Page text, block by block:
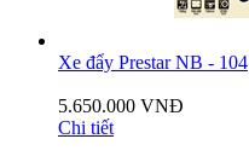
Xe đẩy Prestar NB - 104
5.650.000 VNĐ
Chi tiết